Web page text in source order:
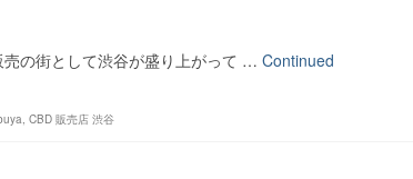
の街として渋谷が盛り上がって … Continued
, CBD 販売店 渋谷